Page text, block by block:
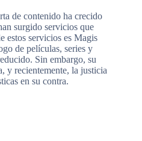
de contenido ha crecido
surgido servicios que
estos servicios es Magis
de películas, series y
Sin embargo, su
y recientemente, la justicia
en su contra.